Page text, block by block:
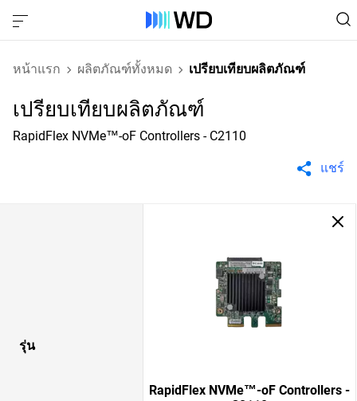
หน้าแรก ผลิตภัณฑ์ทั้งหมด เปรียบเทียบผลิตภัณฑ์
เปรียบเทียบผลิตภัณฑ์
RapidFlex NVMe™-oF Controllers - C2110
แชร์
รุ่น
RapidFlex NVMe™-oF Controllers -